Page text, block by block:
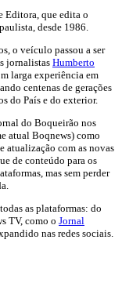
Editora, que edita o
desde 1986.
o veículo passou a ser
jornalistas Humberto
larga experiência em
centenas de gerações
do País e do exterior.
do Boqueirão nos
atual Boqnews) como
atualização com as novas
de conteúdo para os
mas sem perder
as plataformas: do
TV, como o Jornal
nas redes sociais.